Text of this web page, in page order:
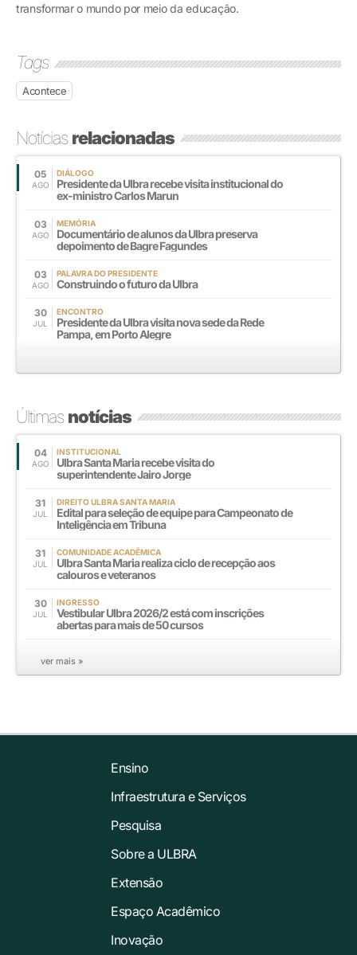
transformar o mundo por meio da educação.
Tags
Acontece
Notíciasrelacionadas
05
AGO
DIÁLOGO
Presidente da Ulbra recebe visita institucional do
ex-ministro Carlos Marun
03
AGO
MEMÓRIA
Documentário de alunos da Ulbra preserva
depoimento de Bagre Fagundes
03
AGO
PALAVRA DO PRESIDENTE
Construindo o futuro da Ulbra
30
JUL
ENCONTRO
Presidente da Ulbra visita nova sede da Rede
Pampa, em Porto Alegre
Últimasnotícias
04
AGO
INSTITUCIONAL
Ulbra Santa Maria recebe visita do
superintendente Jairo Jorge
31
JUL
DIREITO ULBRA SANTA MARIA
Edital para seleção de equipe para Campeonato de
Inteligência em Tribuna
31
JUL
COMUNIDADE ACADÊMICA
Ulbra Santa Maria realiza ciclo de recepção aos
calouros e veteranos
30
JUL
INGRESSO
Vestibular Ulbra 2026/2 está com inscrições
abertas para mais de 50 cursos
ver mais »
Ensino
Infraestrutura e Serviços
Pesquisa
Sobre a ULBRA
Extensão
Espaço Acadêmico
Inovação